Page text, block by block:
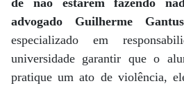
advogado Guilherme
especializado em
universidade garantir que o
pratique um ato de violência,